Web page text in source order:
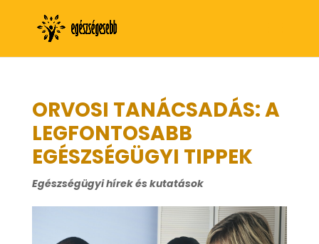
ORVOSI TANÁCSADÁS: A
LEGFONTOSABB
EGÉSZSÉGÜGYI TIPPEK
Egészségügyi hírek és kutatások